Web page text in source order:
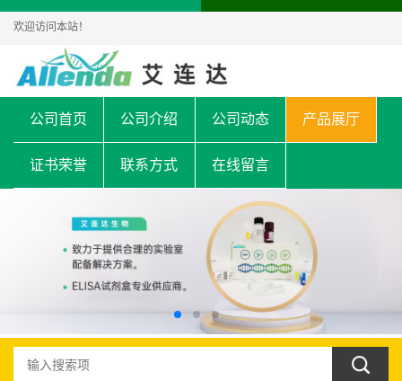
欢迎访问本站！
公司首页 公司介绍 公司动态 产品展厅
证书荣誉 联系方式 在线留言